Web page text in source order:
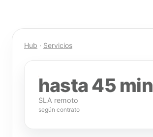
Hub · Servicios
hasta 45 min
SLA remoto
según contrato